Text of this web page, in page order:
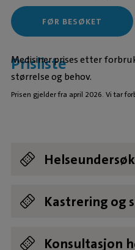
FØR BESØKET
Prisliste
Medisiner prises etter
størrelse og behov.
Prisen gjelder fra april 2026. Vi tar
Seniorundersøkelse
Vaksine hund DHPPi, Pi
helseundersøkelse)
Vaksine hund DHP + BbPi
helseundersøkelse)
Vaksine katt (inkl
Vaksine rabies (inkl
Kastrering og
ID-merking med
Kastrering hannkatt
Kastrering hunnkatt
Konsultasjon